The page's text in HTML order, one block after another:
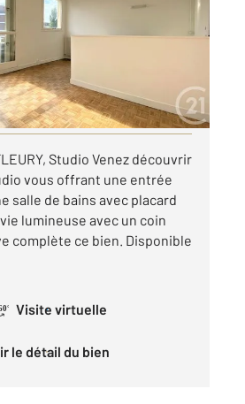
T1 à louer
comprises
Studio Venez découvrir
vous offrant une entrée
salle de bains avec placard
lumineuse avec un coin
complète ce bien. Disponible
Visite virtuelle
le détail du bien